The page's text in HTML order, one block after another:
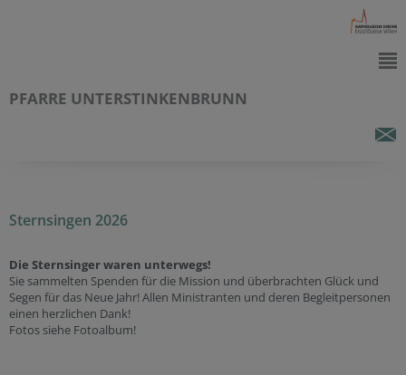
PFARRE UNTERSTINKENBRUNN
Sternsingen 2026
Die Sternsinger waren unterwegs!
Sie sammelten Spenden für die Mission und überbrachten Glück und
Segen für das Neue Jahr! Allen Ministranten und deren Begleitpersonen
einen herzlichen Dank!
Fotos siehe Fotoalbum!